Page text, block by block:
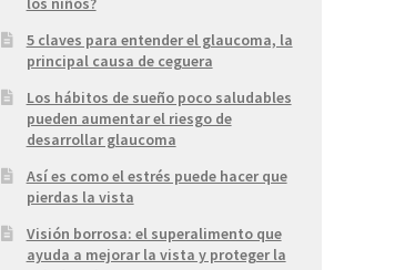
5 claves para entender el glaucoma, la
principal causa de ceguera
Los hábitos de sueño poco saludables
pueden aumentar el riesgo de
desarrollar glaucoma
Así es como el estrés puede hacer que
pierdas la vista
Visión borrosa: el superalimento que
ayuda a mejorar la vista y proteger la